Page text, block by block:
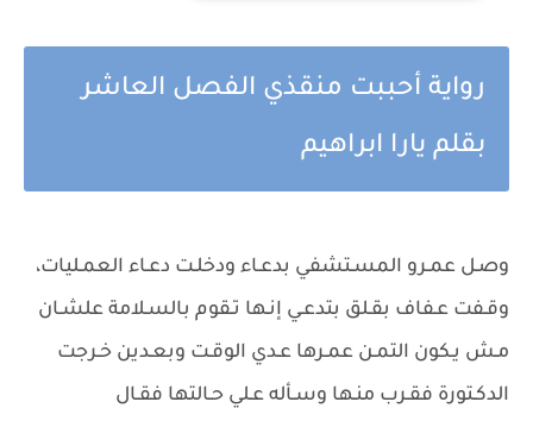
رواية أحببت منقذي الفصل العاشر
بقلم يارا ابراهيم
وصـل عمـرو المسـتشفي بدعـاء ودخلـت دعـاء العمـليات،
وقـفت عـفاف بقـلق بتدعـي إنـها تـقوم بالسـلامة علشـان
مـش يـكون التمـن عمـرها عـدي الوقـت وبعـدين خـرجت
الدكـتورة فقـرب منـها وسـأله عـلي حـالتها فقـال